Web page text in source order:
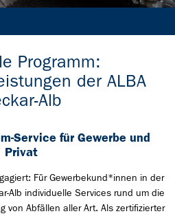
Programm:
der ALBA
Alb
Service für Gewerbe und
Privat
Für Gewerbekund*innen in der
Alb individuelle Services rund um die
von Abfällen aller Art. Als zertifizierter